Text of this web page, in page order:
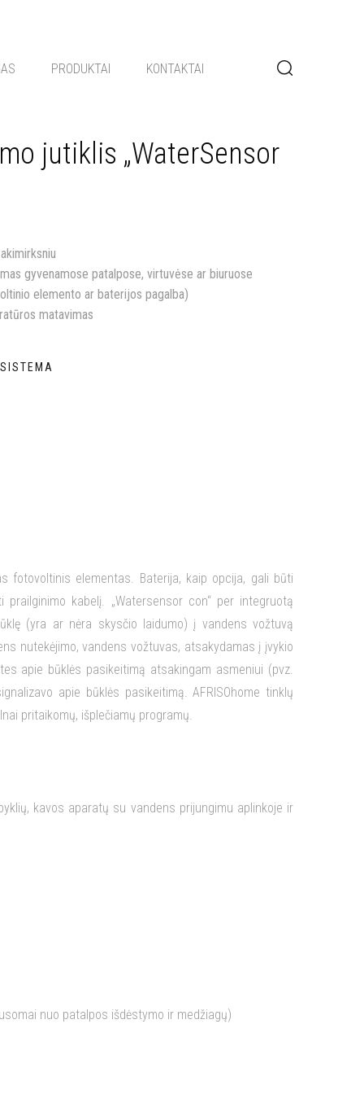
PRODUKTAI KONTAKTAI
jutiklis „WaterSensor
gyvenamose patalpose, virtuvėse ar biuruose
elemento ar baterijos pagalba)
matavimas
fotovoltinis elementas. Baterija, kaip opcija, gali būti
kabelį. „Watersensor con“ per integruotą
(yra ar nėra skysčio laidumo) į vandens vožtuvą
nutekėjimo, vandens vožtuvas, atsakydamas į įvykio
apie būklės pasikeitimą atsakingam asmeniui (pvz.
apie būklės pasikeitimą. AFRISOhome tinklų
pritaikomų, išplečiamų programų.
kavos aparatų su vandens prijungimu aplinkoje ir
nuo patalpos išdėstymo ir medžiagų)